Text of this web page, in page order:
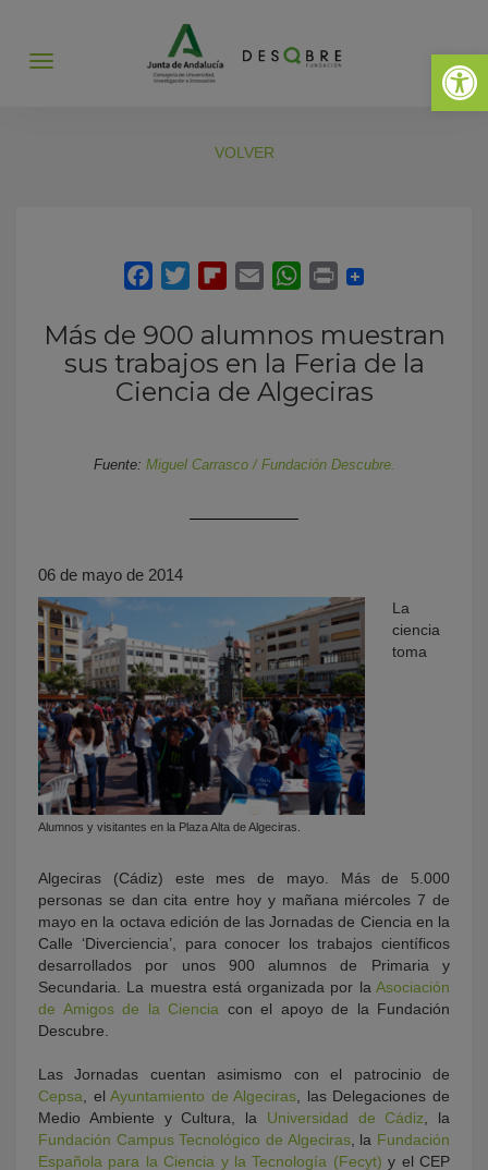
Abrir
Abrir
VOLVER
Más de 900 alumnos muestran
sus trabajos en la Feria de la
Ciencia de Algeciras
Fuente: Miguel Carrasco / Fundación Descubre.
06 de mayo de 2014
Alumnos y visitantes en la Plaza Alta de Algeciras.
La
ciencia
toma
Algeciras (Cádiz) este mes de mayo. Más de 5.000
personas se dan cita entre hoy y mañana miércoles 7 de
mayo en la octava edición de las Jornadas de Ciencia en la
Calle ‘Diverciencia’, para conocer los trabajos científicos
desarrollados por unos 900 alumnos de Primaria y
Secundaria. La muestra está organizada por la Asociación
de Amigos de la Ciencia con el apoyo de la Fundación
Descubre.
Las Jornadas cuentan asimismo con el patrocinio de
Cepsa , elAyuntamiento de Algeciras , las Delegaciones de
Medio Ambiente y Cultura, la Universidad de Cádiz , la
Fundación Campus Tecnológico de Algeciras, la Fundación
Española para la Ciencia y la Tecnología (Fecyt) y el CEP